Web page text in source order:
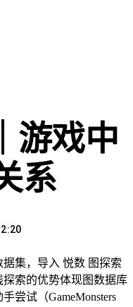
游戏中
系
集，导入 悦数 图探索
索的优势体现图数据库
尝试（GameMonsters